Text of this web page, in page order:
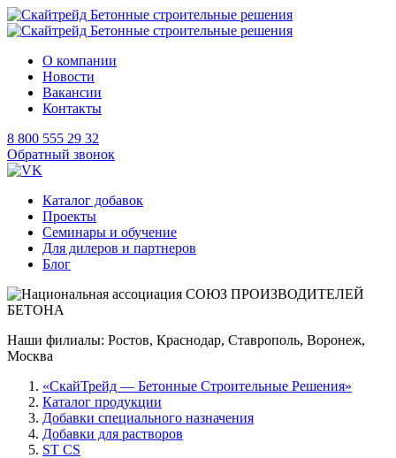
О компании
Новости
Вакансии
Контакты
8 800 555 29 32
Обратный звонок
Каталог добавок
Проекты
Семинары и обучение
Для дилеров и партнеров
Блог
Наши филиалы: Ростов, Краснодар, Ставрополь, Воронеж,
Москва
«СкайТрейд — Бетонные Строительные Решения»
Каталог продукции
Добавки специального назначения
Добавки для растворов
ST CS